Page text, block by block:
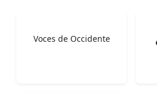
Voces de Occidente